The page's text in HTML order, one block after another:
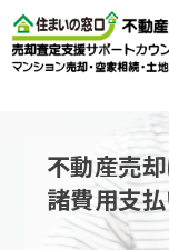
不動産売
諸費用支